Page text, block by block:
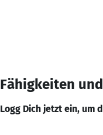
Fähigkeiten
Logg Dich jetzt ein, um